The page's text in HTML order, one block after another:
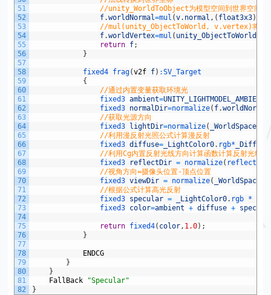
51
52
53
54
55
56
57
58
59
60
61
62
63
64
65
66
67
68
69
70
71
72
73
74
75
76
77
78
79
80
81
82
//unity_WorldToObject为模型空间到世界空间的
f.worldNormal=mul (v. normal , ( float3x3)
//mul(unity_ObjectToWorld, v.vertex)将顶点
f.worldVertex=mul ( unity_ObjectToWorld
return f;
}
fixed4 frag(v2f f) :SV_Target
{
//通过内置变量获取环境光
fixed3 ambient=UNITY_LIGHTMODEL_AMBIENT
fixed3 normalDir=normalize( f.worldNormal
//获取光源方向
fixed3
lightDir=normalize(
//利用漫反射光照公式计算漫反射
fixed3 diffuse= _LightColor0. rgb* _Diffuse
//利用Cg内置反射光线方向计算函数计算反射光线
fixed3
reflectDir = normalize( reflect
//视角方向=摄像头位置-顶点位置
fixed3 viewDir = normalize(
//根据公式计算高光反射
fixed3 specular = _LightColor0. rgb *
fixed3 color=ambient + diffuse +
return fixed4( color, 1.0) ;
}
ENDCG
}
}
FallBack
"Specular"
}